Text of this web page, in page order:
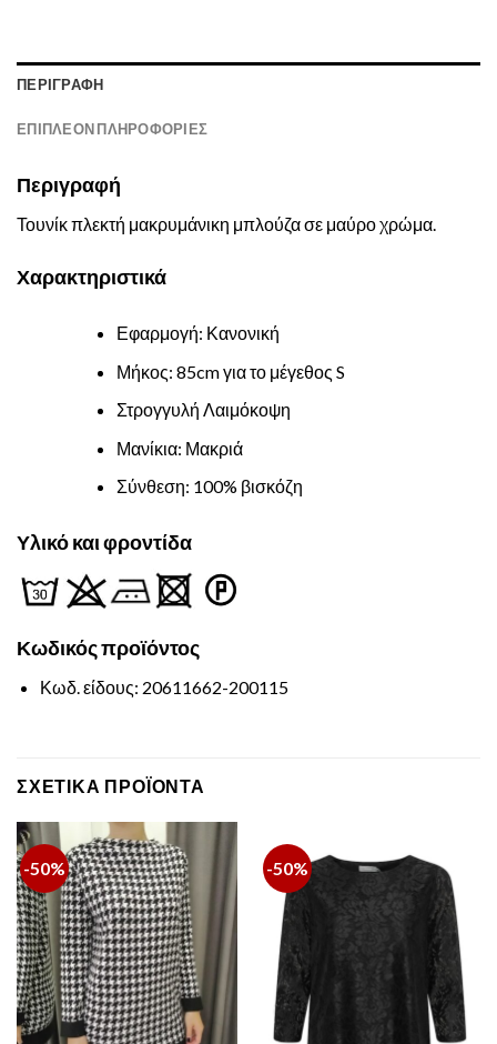
ΠΕΡΙΓΡΑΦΉ
ΕΠΙΠΛΈΟΝ ΠΛΗΡΟΦΟΡΊΕΣ
Περιγραφή
Τουνίκ πλεκτή μακρυμάνικη μπλούζα σε μαύρο χρώμα.
Χαρακτηριστικά
Εφαρμογή: Κανονική
Μήκος: 85cm για το μέγεθος S
Στρογγυλή Λαιμόκοψη
Μανίκια: Μακριά
Σύνθεση: 100% βισκόζη
Υλικό και φροντίδα
Κωδικόςπροϊόντος
Κωδ. είδους: 20611662-200115
ΣΧΕΤΙΚΆ ΠΡΟΪΌΝΤΑ
-50% -50%